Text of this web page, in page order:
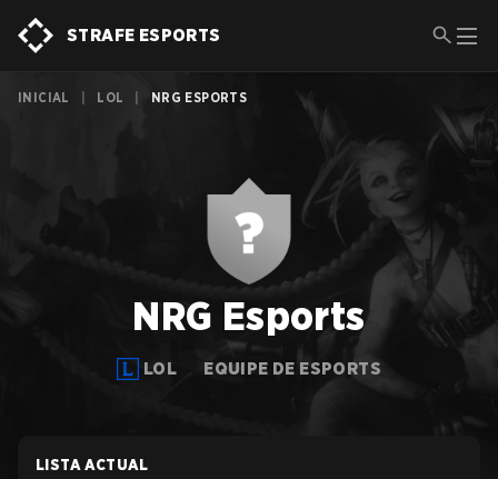
STRAFE ESPORTS
INICIAL LOL NRG ESPORTS
NRG Esports
LOL EQUIPE DE ESPORTS
LISTA ACTUAL